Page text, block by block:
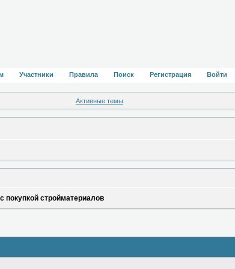
Участники Правила Поиск Регистрация Войти
Активные темы
покупкой стройматериалов